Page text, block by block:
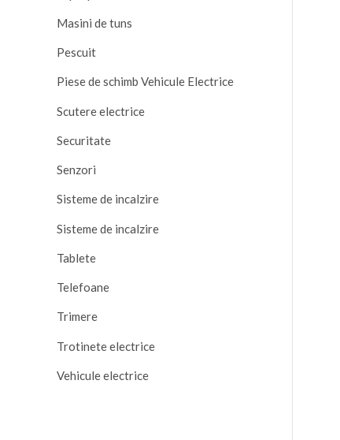
Masini de tuns
Pescuit
Piese de schimb Vehicule Electrice
Scutere electrice
Securitate
Senzori
Sisteme de incalzire
Sisteme de incalzire
Tablete
Telefoane
Trimere
Trotinete electrice
Vehicule electrice